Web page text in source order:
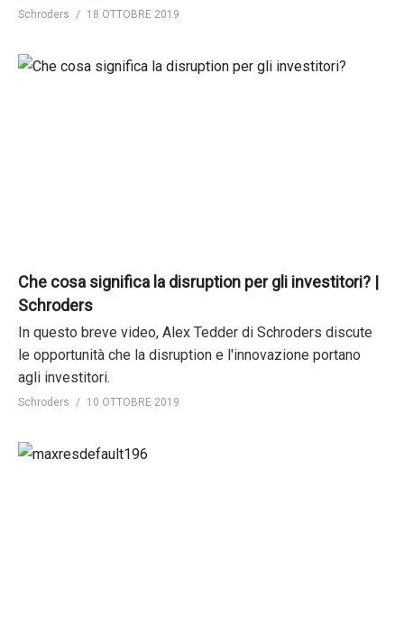
Schroders 18 OTTOBRE 2019
Che cosa significa la disruption per gli investitori? |
Schroders
In questo breve video, Alex Tedder di Schroders discute
le opportunità che la disruption e l'innovazione portano
agli investitori.
Schroders 10 OTTOBRE 2019